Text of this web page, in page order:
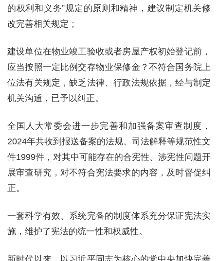
的权利和义务”规定的原则和精神，建议制定机关修
改完善相关规定；
建设单位在物业竣工验收或者房屋产权初始登记前，
应当按照一定比例交存物业保修金？不符合国务院上
位法有关规定，缺乏法律、行政法规依据，经与制定
机关沟通，已予以纠正。
全国人大常委会进一步完善和加强备案审查制度，
2024年共收到报送备案的法规、司法解释等规范性文
件1999件，对其中可能存在的合宪性、涉宪性问题开
展审查研究，对不符合宪法要求的内容，及时督促纠
正。
一套科学有效、系统完备的制度体系充分保证宪法实
施，维护了宪法的统一性和权威性。
新时代以来，以习近平同志为核心的党中央加快完善